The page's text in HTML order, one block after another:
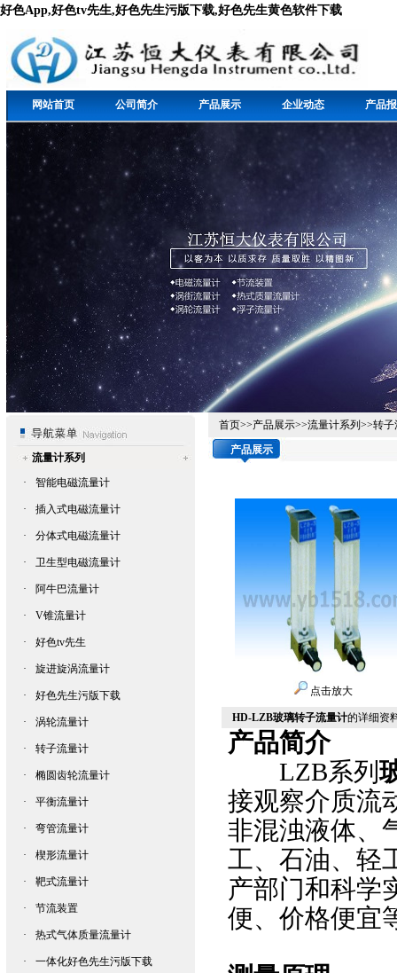
好色App,好色tv先生,好色先生污版下载,好色先生黄色软件下载
网站首页 公司简介 产品展示 企业动态 产品
流量计系列
·
智能电磁流量计
· 插入式电磁流量计
· 分体式电磁流量计
· 卫生型电磁流量计
· 阿牛巴流量计
· V锥流量计
· 好色tv先生
· 旋进旋涡流量计
· 好色先生污版下载
· 涡轮流量计
· 转子流量计
· 椭圆齿轮流量计
· 平衡流量计
· 弯管流量计
· 楔形流量计
· 靶式流量计
· 节流装置
· 热式气体质量流量计
· 一体化好色先生污版下载
首页>>产品展示>>流量计系列 >>转子
产品展示
点击放大
HD-LZB玻璃转子流量计的详细资料
产品简介
LZB系列
接观察介质流动
非混浊液体
工、石油
产部门和科学实
便、价格便